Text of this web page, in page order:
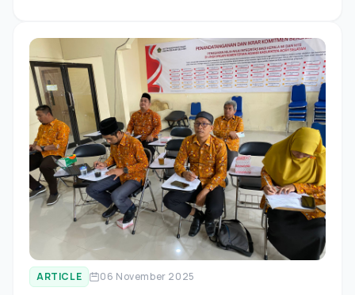
ARTICLE 06 November 2025